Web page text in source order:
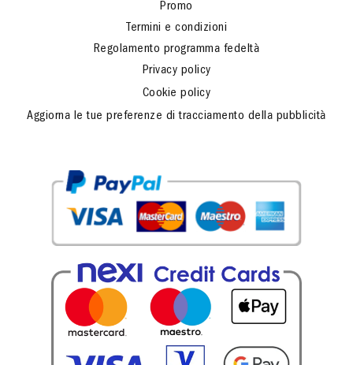
Promo
Termini e condizioni
Regolamento programma fedeltà
Privacy policy
Cookie policy
Aggiorna le tue preferenze di tracciamento della pubblicità